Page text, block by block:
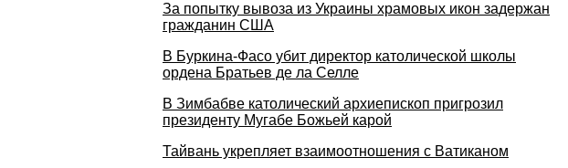
За попытку вывоза из Украины храмовых икон задержан
гражданин США
В Буркина-Фасо убит директор католической школы
ордена Братьев де ла Селле
В Зимбабве католический архиепископ пригрозил
президенту Мугабе Божьей карой
Тайвань укрепляет взаимоотношения с Ватиканом